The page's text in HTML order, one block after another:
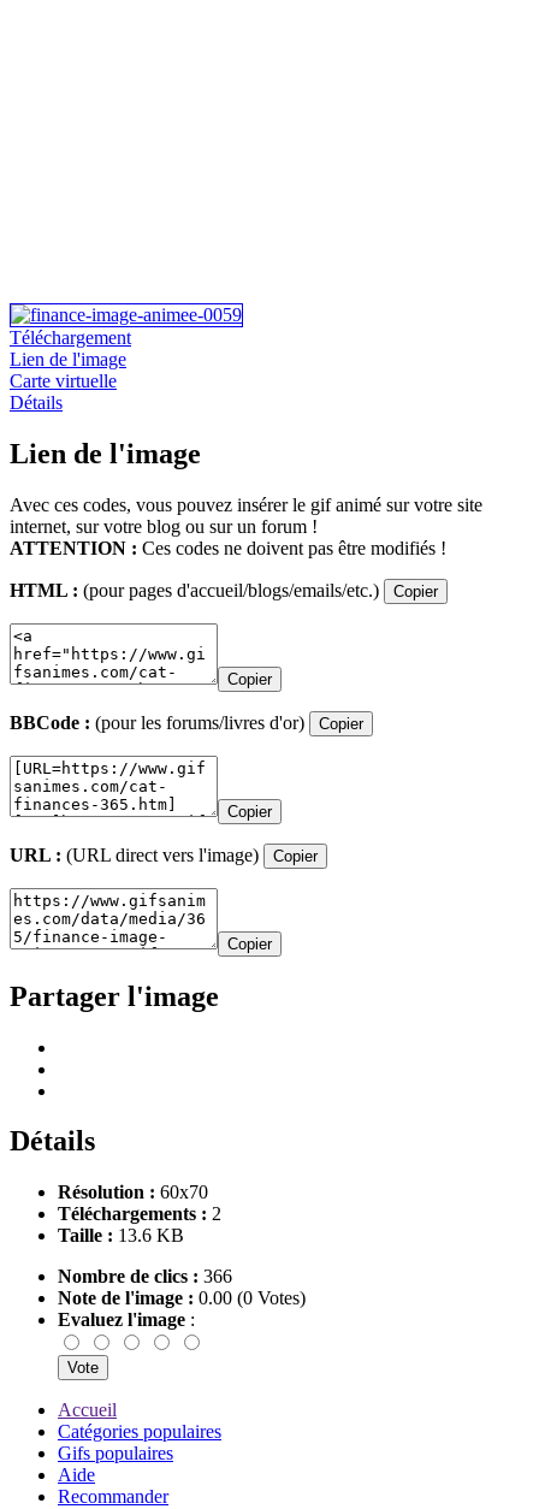
Téléchargement
Lien de l'image
Carte virtuelle
Détails
Lien de l'image
Avec ces codes, vous pouvez insérer le gif animé sur votre site
internet, sur votre blog ou sur un forum !
ATTENTION : Ces codes ne doivent pas être modifiés !
HTML : (pour pages d'accueil/blogs/emails/etc.) Copier
Copier
BBCode : (pour les forums/livres d'or) Copier
Copier
URL : (URL direct vers l'image) Copier
Copier
Partager l'image
Détails
Résolution : 60x70
Téléchargements : 2
Taille : 13.6 KB
Nombre de clics : 366
Note de l'image : 0.00 (0 Votes)
Evaluez l'image :
Accueil
Catégories populaires
Gifs populaires
Aide
Recommander